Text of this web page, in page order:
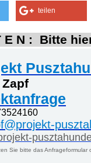
teilen
E N : Bitte
Sie bitte das